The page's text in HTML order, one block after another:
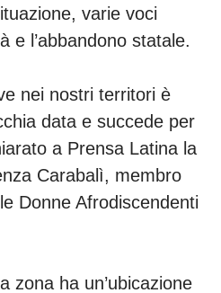
varie voci
e l’abbandono statale.
nei nostri territori è
data e succede per
a Prensa Latina la
Carabalì, membro
Donne Afrodiscendenti
zona ha un’ubicazione